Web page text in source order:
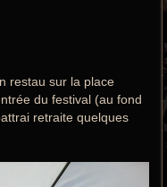
restau sur la place
du festival (au fond
retraite quelques